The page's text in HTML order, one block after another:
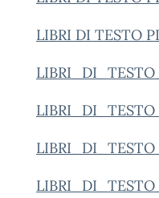
LIBRI DI TESTO